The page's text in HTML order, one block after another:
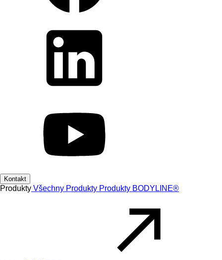
Kontakt
Produkty Všechny Produkty Produkty BODYLINE®